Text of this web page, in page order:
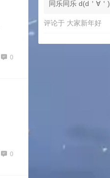
0
0
同乐同乐 d(d＇∀＇)
评论于 大家新年好